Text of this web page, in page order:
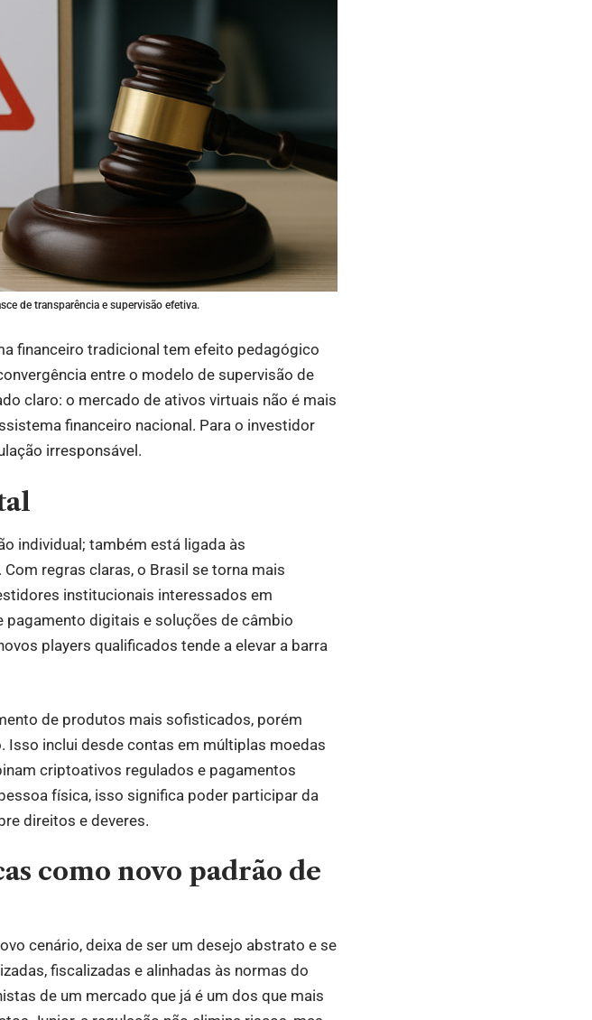
de transparência e supervisão efetiva.
financeiro tradicional tem efeito pedagógico
entre o modelo de supervisão de
claro: o mercado de ativos virtuais não é mais
financeiro nacional. Para o investidor
irresponsável.
individual; também está ligada às
regras claras, o Brasil se torna mais
institucionais interessados em
digitais e soluções de câmbio
players qualificados tende a elevar a barra
de produtos mais sofisticados, porém
inclui desde contas em múltiplas moedas
criptoativos regulados e pagamentos
física, isso significa poder participar da
direitos e deveres.
como novo padrão de
cenário, deixa de ser um desejo abstrato e se
fiscalizadas e alinhadas às normas do
de um mercado que já é um dos que mais